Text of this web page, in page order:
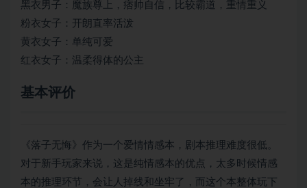
黑衣男子：魔族尊上，痞帅自信，比较霸道，重情重义
粉衣女子：开朗直率活泼
黄衣女子：单纯可爱
红衣女子：温柔得体的公主
基本评价
《落子无悔》作为一个爱情情感本，剧本推理难度很低。
对于新手玩家来说，这是纯情感本的优点，太多时候情感
本的推理环节，会让人掉线和坐牢了，而这个本整体玩下